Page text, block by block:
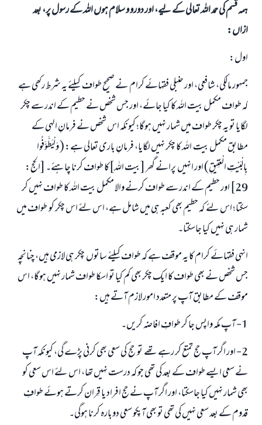
ہمہ قسم کی حمد اللہ تعالی کے لیے، اور دورو و سلام ہوں اللہ کے رسول پر، بعد
ازاں:
اول:
جمہور مالکی، شافعی، اور حنبلی فقہائے کرام نے صحیح طواف کیلئے یہ شرط رکھی ہے
کہ طواف مکمل بیت اللہ کا کیا جائے، اور جس شخص نے حطیم کے اندر سے چکر
لگایا تو یہ چکر طواف میں شمار نہیں ہوگا؛ کیونکہ اس شخص نے فرمانِ الہی کے
مطابق مکمل بیت اللہ کا چکر نہیں لگایا، فرمانِ باری تعالی ہے: ( وَلْيَطَّوَّفُوا
بِالْبَيْتِ الْعَتِيقِ) اور انہیں پرانے گھر [بیت اللہ]کا طواف کرنا چاہئے۔ [الحج:
29] اور حطیم کے اندر سے طواف کرنے والا مکمل بیت اللہ کا طواف نہیں کر
سکتا؛ اس لئے کہ حطیم بھی کعبہ ہی میں شامل ہے، اس لئے اس چکر کو طواف میں
شمار ہی نہیں کیا جاسکتا۔
انہی فقہائے کرام کا یہ موقف ہے کہ طواف کیلئے ساتوں چکر ہی لازمی ہیں، چنانچہ
جس شخص نے بھی طواف کا ایک چکر بھی کم کیا تو اسکا طواف شمار نہیں ہوگا، اس
موقف کے مطابق آپ پر متعدد امور لازم آتے ہیں:
1- آپ مکہ واپس جا کر طوافِ افاضہ کریں۔
2- اور اگر آپ حج تمتع کر رہے تھے تو حج کی سعی بھی کرنی پڑے گی، کیونکہ آپ
نے سعی ایسے طواف کے بعد کی تھی جو کہ درست نہیں تھا، اس لئے اس سعی کو
بھی شمار نہیں کیا جاسکتا، اور اگر آپ نے حج افراد یا قِران کرتے ہوئے طوافِ
قدوم کے بعد سعی نہیں کی تھی تو بھی آپکو سعی دوبارہ کرنا ہوگی۔